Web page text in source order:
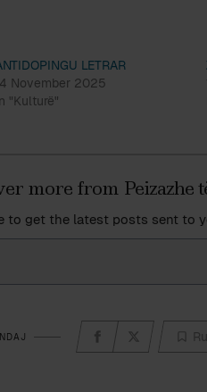
LETRAR
November 2025
"Kulturë"
more from Peizazhe
to get the latest posts sent to